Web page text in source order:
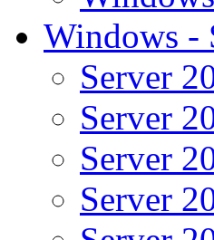
Windows -
Server
Server
Server
Server